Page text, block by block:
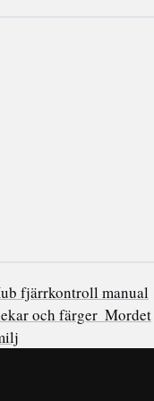
fjärrkontroll manual
och färger Mordet